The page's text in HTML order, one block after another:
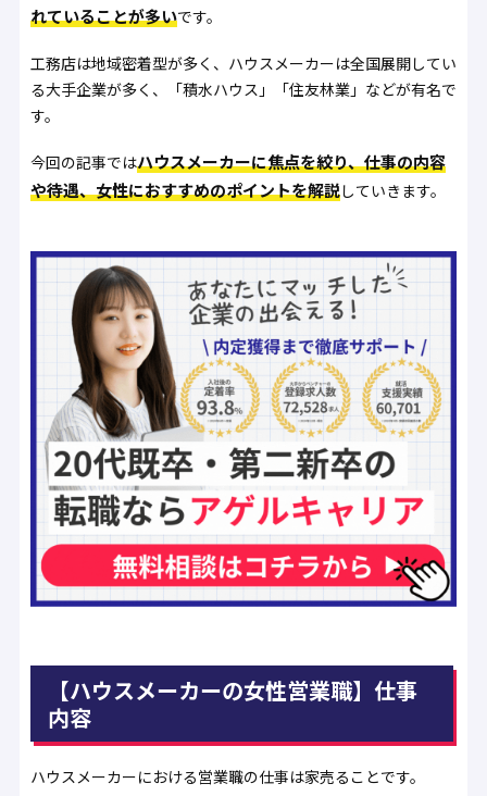
れていることが多いです。
工務店は地域密着型が多く、ハウスメーカーは全国展開してい
る大手企業が多く、「積水ハウス」「住友林業」などが有名で
す。
今回の記事ではハウスメーカーに焦点を絞り、仕事の内容
や待遇、女性におすすめのポイントを解説していきます。
【ハウスメーカーの女性営業職】仕事
内容
ハウスメーカーにおける営業職の仕事は家売ることです。